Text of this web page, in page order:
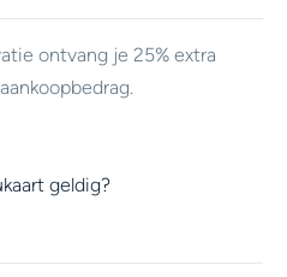
ontvang je 25% extra
geldig?